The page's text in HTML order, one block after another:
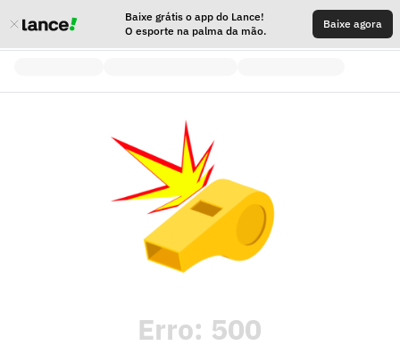
Baixe grátis o app do Lance!
O esporte na palma da mão.
Baixe agora
Erro: 500